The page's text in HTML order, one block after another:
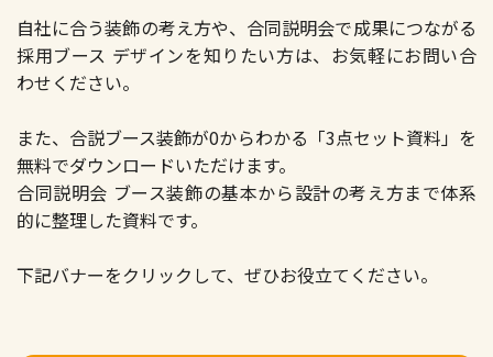
自社に合う装飾の考え方や、合同説明会で成果につながる
採用ブース デザインを知りたい方は、お気軽にお問い合
わせください。
また、合説ブース装飾が0からわかる「3点セット資料」を
無料でダウンロードいただけます。
合同説明会 ブース装飾の基本から設計の考え方まで体系
的に整理した資料です。
下記バナーをクリックして、ぜひお役立てください。